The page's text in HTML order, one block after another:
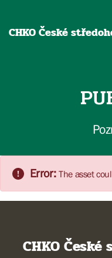
CHKO České
Error: The asset
CHKO